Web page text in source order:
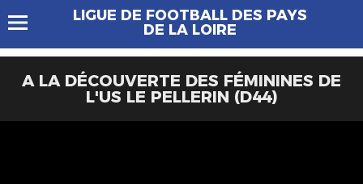
LIGUE DE FOOTBALL DES PAYS
DE LA LOIRE
A LA DÉCOUVERTE DES FÉMININES DE
L'US LE PELLERIN (D44)